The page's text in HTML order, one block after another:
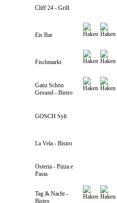
Cliff 24 - Grill
Eis Bar
Fischmarkt
Ganz Schön
Gesund - Bistro
GOSCH Sylt
La Vela - Bistro
Osteria - Pizza e
Pasta
Tag & Nacht -
Bistro